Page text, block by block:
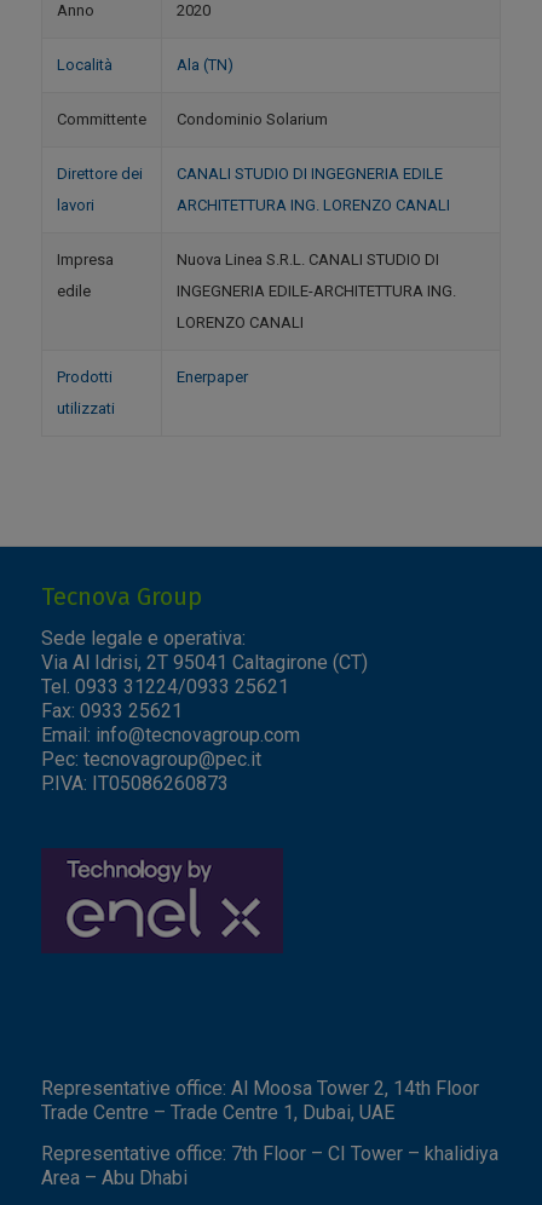
Anno 2020
Località Ala (TN)
Committente Condominio Solarium
Direttore dei
lavori
CANALI STUDIO DI INGEGNERIA EDILE
ARCHITETTURA ING. LORENZO CANALI
Impresa
edile
Nuova Linea S.R.L. CANALI STUDIO DI
INGEGNERIA EDILE-ARCHITETTURA ING.
LORENZO CANALI
Prodotti
utilizzati
Enerpaper
Tecnova Group
Sede legale e operativa:
Via Al Idrisi, 2T 95041 Caltagirone (CT)
Tel. 0933 31224/0933 25621
Fax: 0933 25621
Email: info@tecnovagroup.com
Pec: tecnovagroup@pec.it
P.IVA: IT05086260873
Representative office: Al Moosa Tower 2, 14th Floor
Trade Centre – Trade Centre 1, Dubai, UAE
Representative office: 7th Floor – CI Tower – khalidiya
Area – Abu Dhabi